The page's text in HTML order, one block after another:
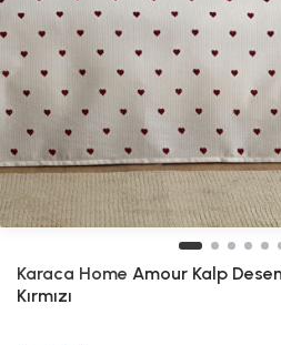
Karaca Home Amour Kalp
Kırmızı